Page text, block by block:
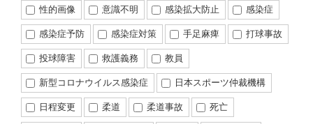
性的画像 意識不明 感染拡大防止
感染症
感染症予防
感染症対策 手足麻痺
打球事故
投球障害
救護義務
教員
新型コロナウイルス感染症
日本スポーツ仲裁機構
日程変更
柔道 柔道事故
死亡